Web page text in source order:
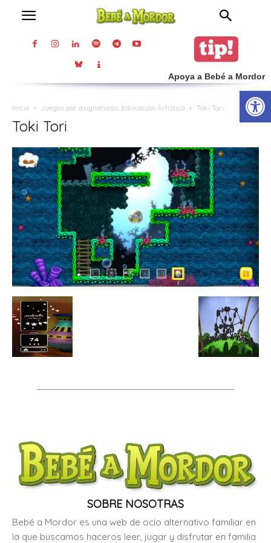
Apoya a Bebé a Mordor
Inicio Juegos por asignaturas: Educación Artística Toki Tori
Toki Tori
SOBRE NOSOTRAS
Bebé a Mordor es una web de ocio alternativo familiar en
la que buscamos haceros leer, jugar y disfrutar en familia